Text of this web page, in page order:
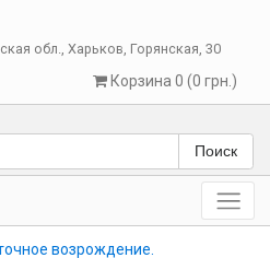
обл., Харьков, Горянская, 30
Корзина 0 (0 грн.)
Поиск
возрождение.